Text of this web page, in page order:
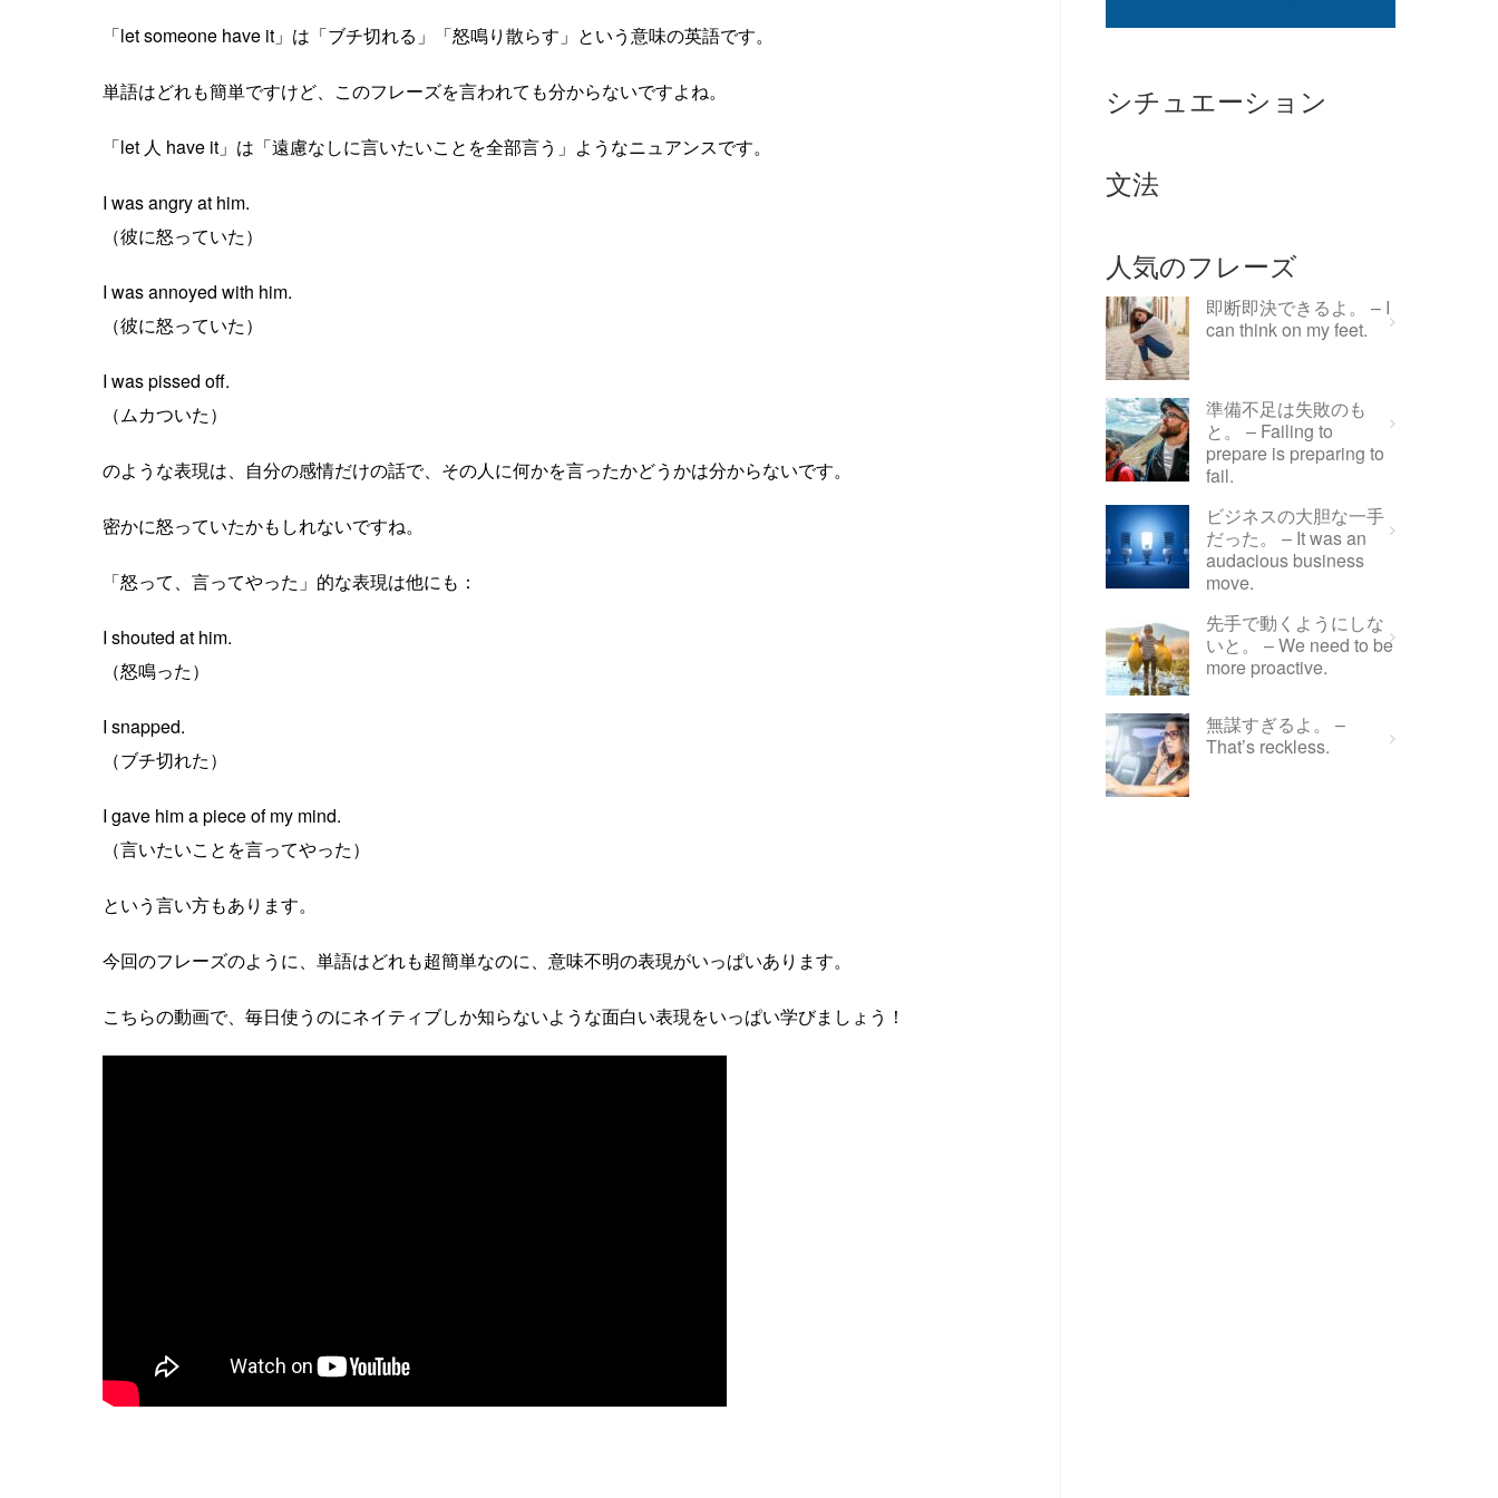
「let someone have it」は「ブチ切れる」「怒鳴り散らす」という意味の英語です。
単語はどれも簡単ですけど、このフレーズを言われても分からないですよね。
「let 人 have it」は「遠慮なしに言いたいことを全部言う」ようなニュアンスです。
I was angry at him.
（彼に怒っていた）
I was annoyed with him.
（彼に怒っていた）
I was pissed off.
（ムカついた）
のような表現は、自分の感情だけの話で、その人に何かを言ったかどうかは分からないです。
密かに怒っていたかもしれないですね。
「怒って、言ってやった」的な表現は他にも：
I shouted at him.
（怒鳴った）
I snapped.
（ブチ切れた）
I gave him a piece of my mind.
（言いたいことを言ってやった）
という言い方もあります。
今回のフレーズのように、単語はどれも超簡単なのに、意味不明の表現がいっぱいあります。
こちらの動画で、毎日使うのにネイティブしか知らないような面白い表現をいっぱい学びましょう！
シチュエーション
文法
人気のフレーズ
即断即決できるよ。 – I
can think on my feet.
準備不足は失敗のも
と。 – Failing to
prepare is preparing to
fail.
ビジネスの大胆な一手
だった。 – It was an
audacious business
move.
先手で動くようにしな
いと。 – We need to be
more proactive.
無謀すぎるよ。 –
That’s reckless.